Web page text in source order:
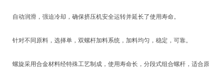
自动润滑，强迫冷却，确保挤压机安全运转并延长了使用寿命。
针对不同原料，选择单，双螺杆加料系统，加料均匀，稳定，可靠。
螺旋采用合金材料经特殊工艺制成，使用寿命长，分段式组合螺杆，适合原